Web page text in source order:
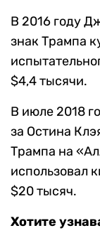
В 2016 году
знак Трампа
$4,4 тысячи.
В июле 2018
за Остина
Трампа на
использовал
$20 тысяч.
Хотите